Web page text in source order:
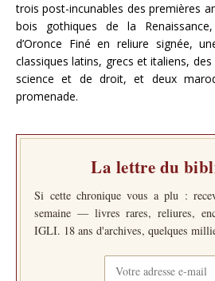
trois post-incunables des premières
bois gothiques de la
d’Oronce Finé en reliure signée,
classiques latins, grecs et italiens,
science et de droit, et deux
promenade.
La lettre du
Si cette chronique vous a plu :
semaine — livres rares, reliures,
IGLI. 18 ans d'archives, quelques